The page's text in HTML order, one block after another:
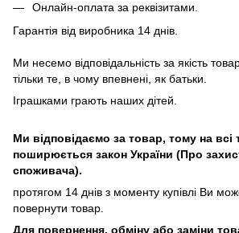
Онлайн-оплата за реквізитами.
Гарантія від виробника 14 днів.
Ми несемо відповідальність за якість
тільки те, в чому впевнені, як батьки.
Іграшками грають наших дітей.
Ми відповідаємо за товар, тому на всі
поширюється закон України (Про
споживача).
протягом 14 днів з моменту купівлі Ви
повернути товар.
Для повернення, обміну або заміни